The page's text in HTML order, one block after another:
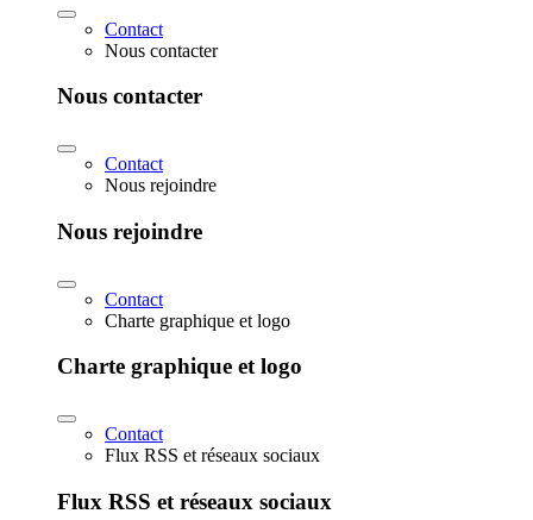
Contact
Nous contacter
Nous contacter
Contact
Nous rejoindre
Nous rejoindre
Contact
Charte graphique et logo
Charte graphique et logo
Contact
Flux RSS et réseaux sociaux
Flux RSS et réseaux sociaux